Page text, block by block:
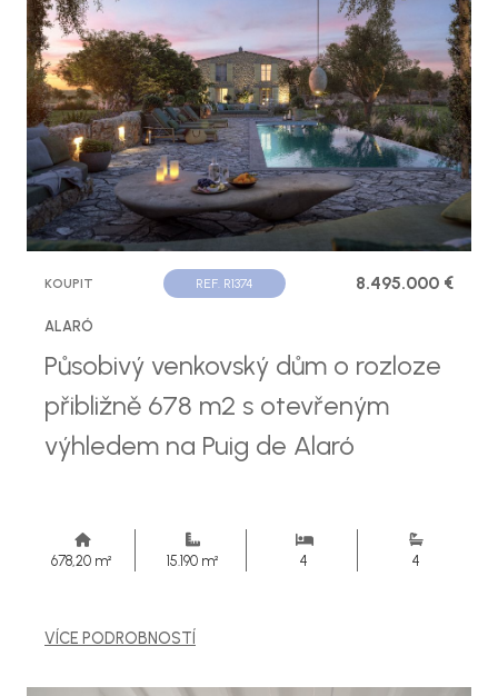
KOUPIT REF. R1374 8.495.000 €
ALARÓ
Působivý venkovský dům o rozloze
přibližně 678 m2 s otevřeným
výhledem na Puig de Alaró
678,20 m² 15.190 m² 4 4
VÍCE PODROBNOSTÍ